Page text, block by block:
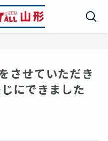
させていただき
にできました